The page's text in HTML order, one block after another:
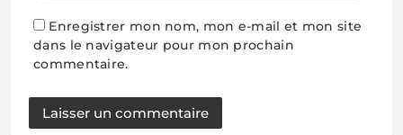
Enregistrer mon nom, mon e-mail et mon site
dans le navigateur pour mon prochain
commentaire.